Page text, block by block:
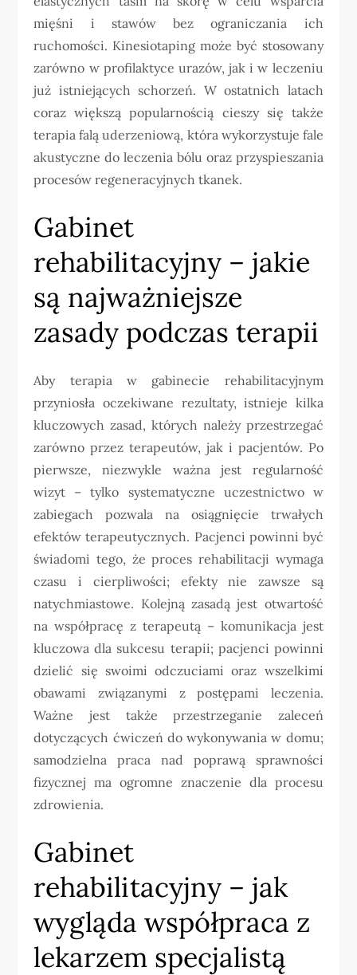
mięśni i stawów bez ograniczania ich
ruchomości. Kinesiotaping może być stosowany
zarówno w profilaktyce urazów, jak i w leczeniu
już istniejących schorzeń. W ostatnich latach
coraz większą popularnością cieszy się także
terapia falą uderzeniową, która wykorzystuje fale
akustyczne do leczenia bólu oraz przyspieszania
procesów regeneracyjnych tkanek.
Gabinet
rehabilitacyjny – jakie
są najważniejsze
zasady podczas terapii
Aby terapia w gabinecie rehabilitacyjnym
przyniosła oczekiwane rezultaty, istnieje kilka
kluczowych zasad, których należy przestrzegać
zarówno przez terapeutów, jak i pacjentów. Po
pierwsze, niezwykle ważna jest regularność
wizyt – tylko systematyczne uczestnictwo w
zabiegach pozwala na osiągnięcie trwałych
efektów terapeutycznych. Pacjenci powinni być
świadomi tego, że proces rehabilitacji wymaga
czasu i cierpliwości; efekty nie zawsze są
natychmiastowe. Kolejną zasadą jest otwartość
na współpracę z terapeutą – komunikacja jest
kluczowa dla sukcesu terapii; pacjenci powinni
dzielić się swoimi odczuciami oraz wszelkimi
obawami związanymi z postępami leczenia.
Ważne jest także przestrzeganie zaleceń
dotyczących ćwiczeń do wykonywania w domu;
samodzielna praca nad poprawą sprawności
fizycznej ma ogromne znaczenie dla procesu
zdrowienia.
Gabinet
rehabilitacyjny – jak
wygląda współpraca z
lekarzem specjalistą